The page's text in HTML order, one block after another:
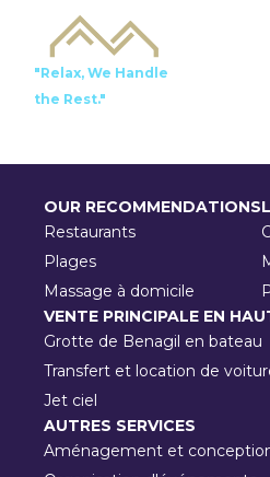
"Relax, We Handle
the Rest."
Local
OUR RECOMMENDATIONS
Restaurants
Plages
Massage à domicile
VENTE PRINCIPALE EN
Grotte de Benagil en bateau
Transfert et location de
Jet ciel
AUTRES SERVICES
Aménagement et